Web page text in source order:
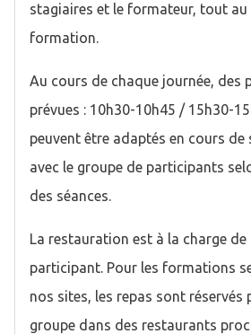
stagiaires et le formateur, tout au
formation.
Au cours de chaque journée, des
prévues : 10h30-10h45 / 15h30-
peuvent être adaptés en cours de
avec le groupe de participants
des séances.
La restauration est à la charge de
participant. Pour les formations
nos sites, les repas sont réservés
groupe dans des restaurants